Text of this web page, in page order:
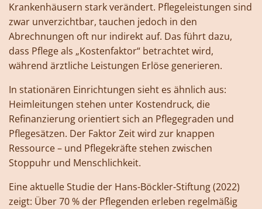
Krankenhäusern stark verändert. Pflegeleistungen sind
zwar unverzichtbar, tauchen jedoch in den
Abrechnungen oft nur indirekt auf. Das führt dazu,
dass Pflege als „Kostenfaktor“ betrachtet wird,
während ärztliche Leistungen Erlöse generieren.
In stationären Einrichtungen sieht es ähnlich aus:
Heimleitungen stehen unter Kostendruck, die
Refinanzierung orientiert sich an Pflegegraden und
Pflegesätzen. Der Faktor Zeit wird zur knappen
Ressource – und Pflegekräfte stehen zwischen
Stoppuhr und Menschlichkeit.
Eine aktuelle Studie der Hans-Böckler-Stiftung (2022)
zeigt: Über 70 % der Pflegenden erleben regelmäßig